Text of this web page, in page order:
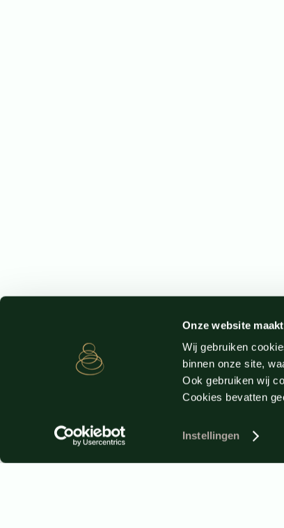
Onze website
Wij gebruiken
binnen onze site,
Ook gebruiken wij
Cookies bevatten
Instellingen